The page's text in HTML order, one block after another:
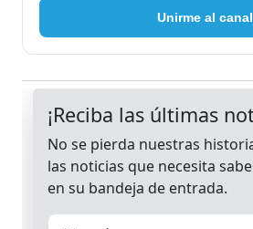
Unirme al canal